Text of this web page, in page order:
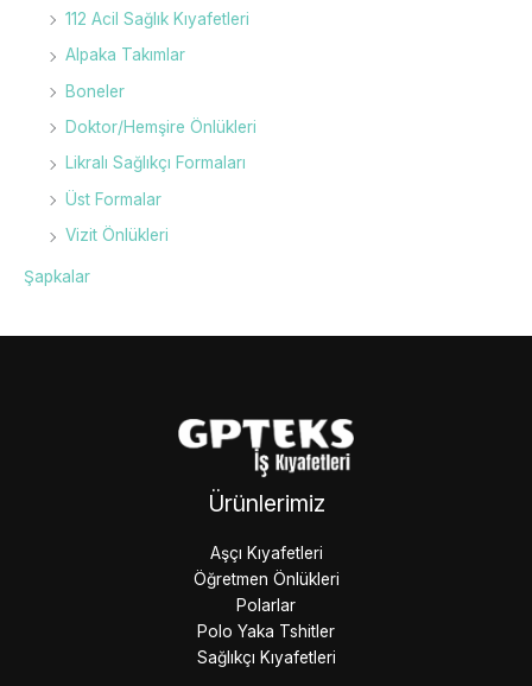
112 Acil Sağlık Kıyafetleri
Alpaka Takımlar
Boneler
Doktor/Hemşire Önlükleri
Likralı Sağlıkçı Formaları
Üst Formalar
Vizit Önlükleri
Şapkalar
Ürünlerimiz
Aşçı Kıyafetleri
Öğretmen Önlükleri
Polarlar
Polo Yaka Tshitler
Sağlıkçı Kıyafetleri